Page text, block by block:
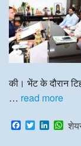
की। भेंट के दौरान
… read more
F
a
T
w
L W